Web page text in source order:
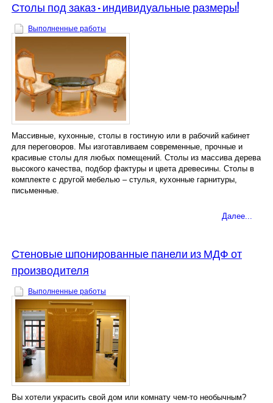
Столы под заказ – индивидуальные размеры!
Выполненные работы
Массивные, кухонные, столы в гостиную или в рабочий кабинет
для переговоров. Мы изготавливаем современные, прочные и
красивые столы для любых помещений. Столы из массива дерева
высокого качества, подбор фактуры и цвета древесины. Столы в
комплекте с другой мебелью – стулья, кухонные гарнитуры,
письменные.
Далее...
Стеновые шпонированные панели из МДФ от
производителя
Выполненные работы
Вы хотели украсить свой дом или комнату чем-то необычным?